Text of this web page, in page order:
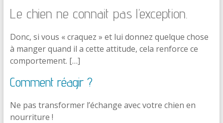
Le chien ne connait pas l’exception.
Donc, si vous « craquez » et lui donnez quelque chose
à manger quand il a cette attitude, cela renforce ce
comportement. […]
Comment réagir ?
Ne pas transformer l’échange avec votre chien en
nourriture !